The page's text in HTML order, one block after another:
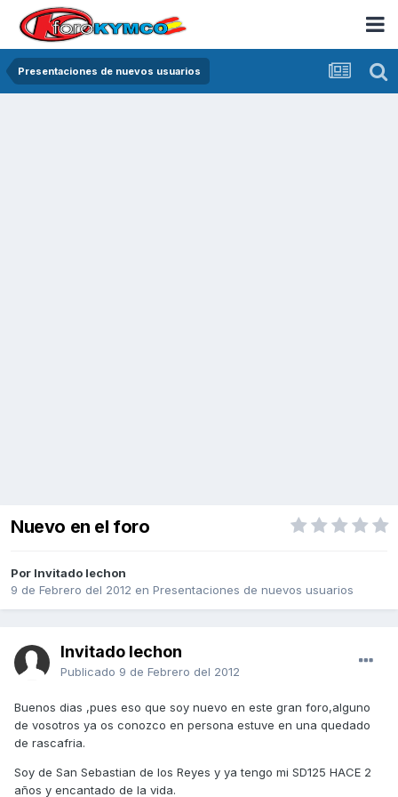
Presentaciones de nuevos usuarios
Nuevo en el foro
Por Invitado lechon
9 de Febrero del 2012 en Presentaciones de nuevos usuarios
Invitado lechon
Publicado 9 de Febrero del 2012
Buenos dias ,pues eso que soy nuevo en este gran foro,alguno
de vosotros ya os conozco en persona estuve en una quedado
de rascafria.
Soy de San Sebastian de los Reyes y ya tengo mi SD125 HACE 2
años y encantado de la vida.